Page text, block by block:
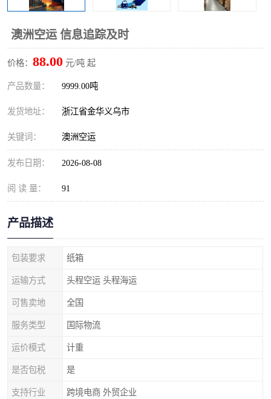
澳洲空运 信息追踪及时
价格： 88.00 元/吨 起
产品数量： 9999.00吨
发货地址： 浙江省金华义乌市
关键词： 澳洲空运
发布日期： 2026-08-08
阅 读 量： 91
产品描述
包装要求 纸箱
运输方式 头程空运 头程海运
可售卖地 全国
服务类型 国际物流
运价模式 计重
是否包税 是
支持行业 跨境电商 外贸企业